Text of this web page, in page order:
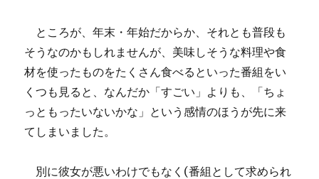
ところが、年末・年始だからか、それとも普段も
そうなのかもしれませんが、美味しそうな料理や食
材を使ったものをたくさん食べるといった番組をい
くつも見ると、なんだか「すごい」よりも、「ちょ
っともったいないかな」という感情のほうが先に来
てしまいました。
別に彼女が悪いわけでもなく(番組として求められ